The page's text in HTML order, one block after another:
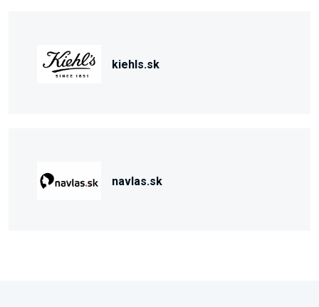
kiehls.sk
navlas.sk